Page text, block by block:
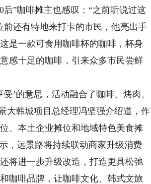
”咖啡摊主也感叹：“之前听说过这
还有特地来打卡的市民，他亮出手
是一款可食用咖啡杯的咖啡，杯身
感十足的咖啡，引来众多市民尝鲜
’的意思，活动融合了咖啡、烤肉、
大韩城项目总经理冯坚强介绍道，作
、本土企业摊位和地域特色美食摊
，远景路将持续联动商家升级消费
将进一步升级改造，打造更具松弛
咖啡品牌，让咖啡文化、韩式文旅